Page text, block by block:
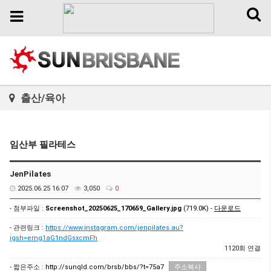
Toggle
Toggle
출산/육아
임산부 필라테스
JenPilates
2025.06.25 16:07 3,050 0
- 첨부파일 : Screenshot_20250625_170659_Gallery.jpg (719.0K) - 다운로드
- 관련링크 : https://www.instagram.com/jenpilates.au?
igsh=emg1aG1ndGsxcmFh
1120회 연결
- 짧은주소 : http://sunqld.com/brsb/bbs/?t=75a7 주소복사